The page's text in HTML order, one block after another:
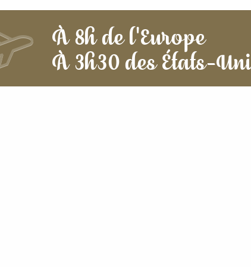
À 8h de l'Europe
À 3h30 des États-